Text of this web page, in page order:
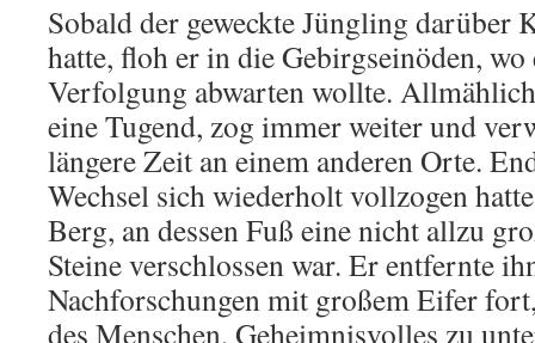
Sobald der geweckte Jüngling darüber
hatte, floh er in die Gebirgseinöden, wo
Verfolgung abwarten wollte.
eine Tugend, zog immer weiter und
längere Zeit an einem anderen Orte.
Wechsel sich wiederholt vollzogen
Berg, an dessen Fuß eine nicht allzu
Steine verschlossen war. Er entfernte
Nachforschungen mit großem Eifer
des Menschen, Geheimnisvolles zu